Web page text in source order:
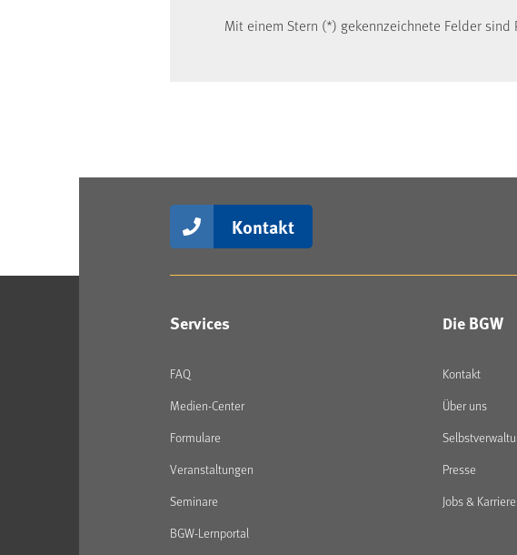
Mit einem Stern (*) gekennzeichnete Felder sind
Kontakt
Services
FAQ
Medien-Center
Formulare
Veranstaltungen
Seminare
BGW-Lernportal
Die BGW
Kontakt
Über uns
Presse
Jobs & Karriere